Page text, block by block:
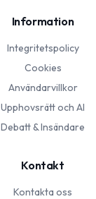
Information
Integritetspolicy
Cookies
Användarvillkor
Upphovsrätt och AI
Debatt & Insändare
Kontakt
Kontakta oss